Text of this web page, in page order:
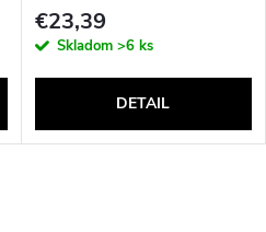
€23,39
Skladom >6 ks
DETAIL